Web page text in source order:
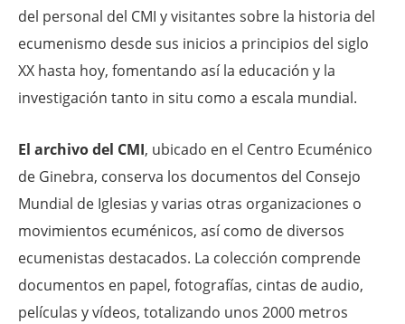
del personal del CMI y visitantes sobre la historia del
ecumenismo desde sus inicios a principios del siglo
XX hasta hoy, fomentando así la educación y la
investigación tanto in situ como a escala mundial.
El archivo del CMI, ubicado en el Centro Ecuménico
de Ginebra, conserva los documentos del Consejo
Mundial de Iglesias y varias otras organizaciones o
movimientos ecuménicos, así como de diversos
ecumenistas destacados. La colección comprende
documentos en papel, fotografías, cintas de audio,
películas y vídeos, totalizando unos 2000 metros